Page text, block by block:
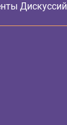
Дискуссий